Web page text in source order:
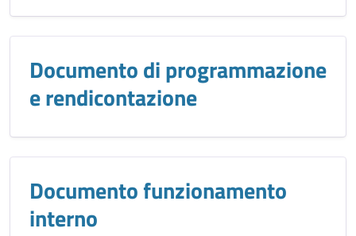
Documento di programmazione
e rendicontazione
Documento funzionamento
interno